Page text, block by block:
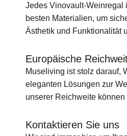
Jedes Vinovault-Weinregal
besten Materialien, um
Ästhetik und Funktionalität
Europäische
Museliving ist stolz darauf,
eleganten Lösungen zur
unserer Reichweite
Kontaktieren Sie uns